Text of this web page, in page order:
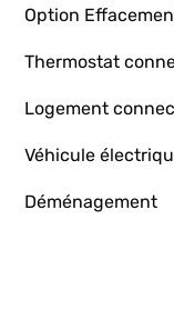
Option
Thermostat
Logement
Véhicule
Déménagement